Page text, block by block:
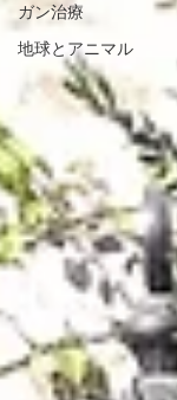
ガン治療
地球とアニマル